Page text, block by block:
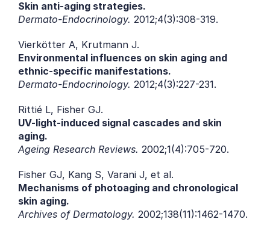
Skin anti-aging strategies.
Dermato-Endocrinology. 2012;4(3):308-319.
Vierkötter A, Krutmann J.
Environmental influences on skin aging and
ethnic-specific manifestations.
Dermato-Endocrinology. 2012;4(3):227-231.
Rittié L, Fisher GJ.
UV-light-induced signal cascades and skin
aging.
Ageing Research Reviews. 2002;1(4):705-720.
Fisher GJ, Kang S, Varani J, et al.
Mechanisms of photoaging and chronological
skin aging.
Archives of Dermatology. 2002;138(11):1462-1470.